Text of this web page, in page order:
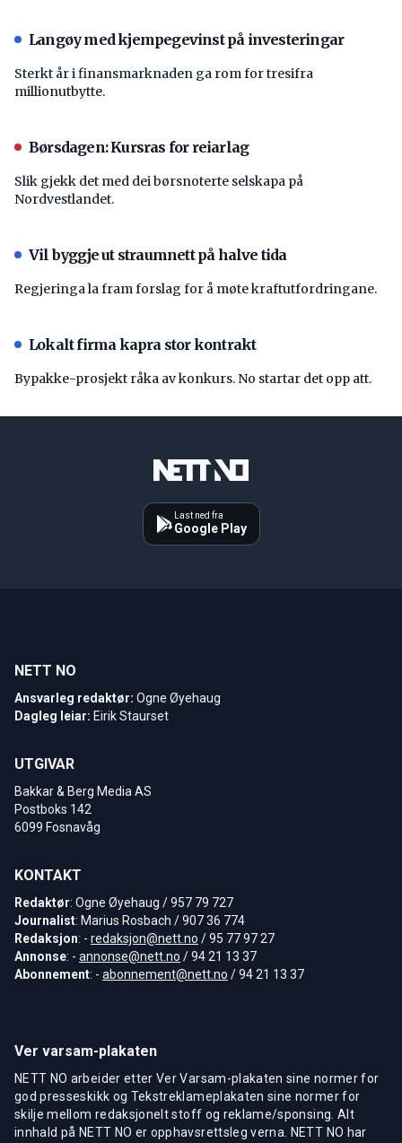
Langøy med kjempegevinst på investeringar
Sterkt år i finansmarknaden ga rom for tresifra
millionutbytte.
Børsdagen: Kursras for reiarlag
Slik gjekk det med dei børsnoterte selskapa på
Nordvestlandet.
Vil byggje ut straumnett på halve tida
Regjeringa la fram forslag for å møte kraftutfordringane.
Lokalt firma kapra stor kontrakt
Bypakke-prosjekt råka av konkurs. No startar det opp att.
Last ned fra
Google Play
NETT NO
Ansvarleg redaktør: Ogne Øyehaug
Dagleg leiar: Eirik Staurset
UTGIVAR
Bakkar & Berg Media AS
Postboks 142
6099 Fosnavåg
KONTAKT
Redaktør: Ogne Øyehaug / 957 79 727
Journalist: Marius Rosbach / 907 36 774
Redaksjon: - redaksjon@nett.no / 95 77 97 27
Annonse: - annonse@nett.no / 94 21 13 37
Abonnement: - abonnement@nett.no / 94 21 13 37
Ver varsam-plakaten
NETT NO arbeider etter Ver Varsam-plakaten sine normer for
god presseskikk og Tekstreklameplakaten sine normer for
skilje mellom redaksjonelt stoff og reklame/sponsing. Alt
innhald på NETT NO er opphavsrettsleg verna. NETT NO har